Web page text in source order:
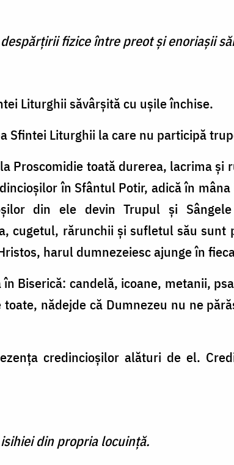
fizice între preot şi enoriaşii
Liturghii săvârşită cu uşile închise.
Sfintei Liturghii la care nu participă
Proscomidie toată durerea, lacrima şi
în Sfântul Potir, adică în
din ele devin Trupul şi
cugetul, rărunchii şi sufletul său sunt
harul dumnezeiesc ajunge în
Biserică: candelă, icoane, metanii,
nădejde că Dumnezeu nu ne
credincioşilor alături de el.
din propria locuinţă.